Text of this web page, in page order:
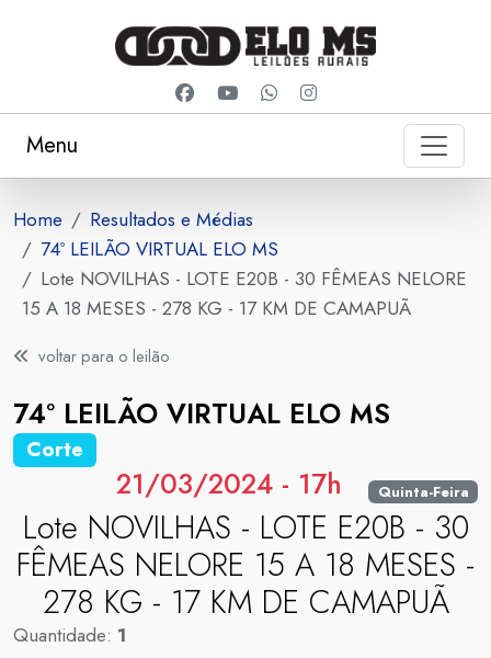
Menu
Home
Resultados e Médias
74º LEILÃO VIRTUAL ELO MS
Lote NOVILHAS - LOTE E20B - 30 FÊMEAS NELORE
15 A 18 MESES - 278 KG - 17 KM DE CAMAPUÃ
voltar para o leilão
74º LEILÃO VIRTUAL ELO MS
Corte
21/03/2024 - 17h Quinta-Feira
Lote NOVILHAS - LOTE E20B - 30
FÊMEAS NELORE 15 A 18 MESES -
278 KG - 17 KM DE CAMAPUÃ
Quantidade: 1